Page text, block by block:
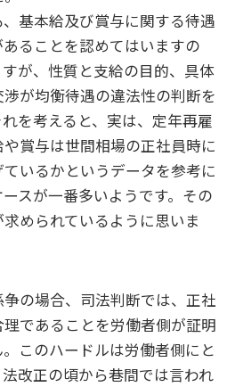
基本給及び賞与に関する待遇
ることを認めてはいますの
が、性質と支給の目的、具体
が均衡待遇の違法性の判断を
を考えると、実は、定年再雇
賞与は世間相場の正社員時に
いるかというデータを参考に
スが一番多いようです。その
められているように思いま
の場合、司法判断では、正社
であることを労働者側が証明
このハードルは労働者側にと
改正の頃から巷間では言われ